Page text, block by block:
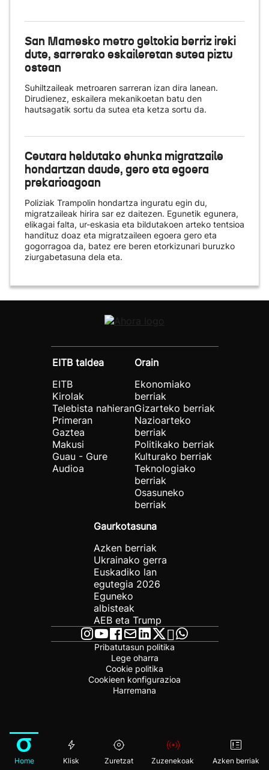
San Mamesko metro geltokia berriz ireki
dute, sarrerako eskaileretan sutea piztu
ostean
Suhiltzaileak metroaren sarreran izan dira lanean.
Dirudienez, eskailera mekanikoetan batu den
hautsagatik sortu da sutea eta ketza sortu da.
Ceutara heldutako ehunka migratzaile
hondartzan daude, gero eta egoera
prekarioagoan
Poliziak Trampolin hondartza inguratu egin du,
migratzaileak hirira sar ez daitezen. Egunetik egunera,
elikagai falta, ur-eskasia eta bildutakoen arteko tentsioa
handituz doaz eta migratzaileen egoera gero eta
gogorragoa da, batez ere beren etorkizunari buruzko
ziurgabetasuna dela eta.
EITB taldea
EITB
Kirolak
Telebista nahieran
Primeran
Gaztea
Makusi
Guau - Gure
Audioa
Orain
Ekonomiako
berriak
Gizarteko berriak
Nazioarteko
berriak
Politikako berriak
Kulturako berriak
Teknologiako
berriak
Osasuneko
berriak
Gaurkotasuna
Azken berriak
Ukrainako gerra
Euskadiko lan
egutegia 2026
Eguneko
albisteak
AEB eta Trump
Pribatutasun politika
Lege oharra
Cookie politika
Cookieen konfigurazioa
Harremana
Home Klisk Zuretzat Zuzenekoak Azken berriak